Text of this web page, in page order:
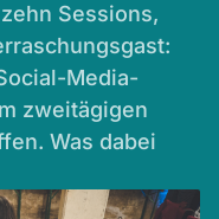
Sessions,
Media-
zweitägigen
Was dabei